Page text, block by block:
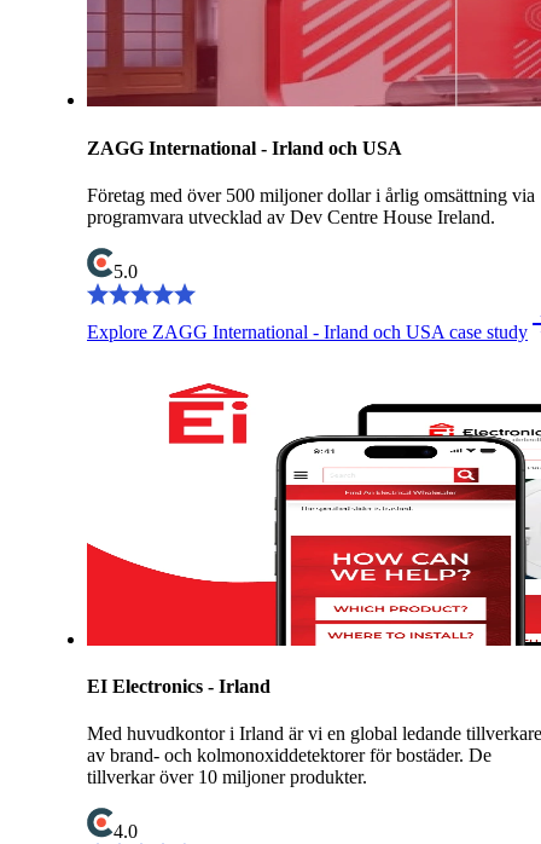
ZAGG International - Irland och USA
Företag med över 500 miljoner dollar i årlig omsättning via
programvara utvecklad av Dev Centre House Ireland.
5.0
Explore ZAGG International - Irland och USA case study
EI Electronics - Irland
Med huvudkontor i Irland är vi en global ledande tillverkare
av brand- och kolmonoxiddetektorer för bostäder. De
tillverkar över 10 miljoner produkter.
4.0